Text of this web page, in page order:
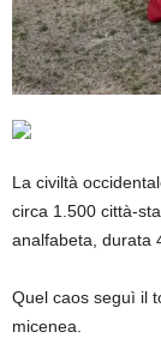
La civiltà
circa 1.500 città-
analfabeta, durata
Quel caos seguì il
micenea.